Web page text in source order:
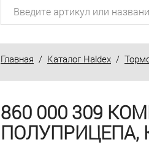
Главная / Каталог Haldex /
860 000 309
ПОЛУПРИЦЕПА,